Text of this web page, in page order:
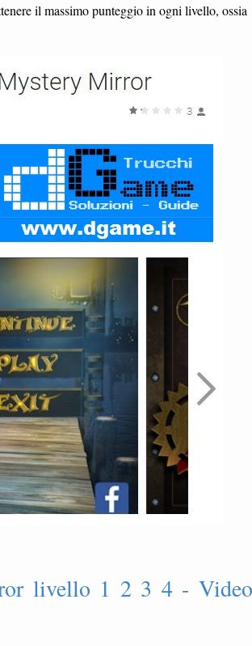
il massimo punteggio in ogni livello, ossia
livello 1 2 3 4 - Video